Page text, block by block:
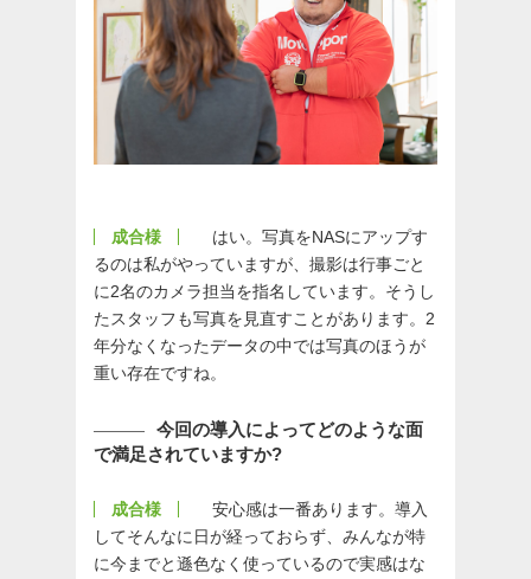
成合様
はい。写真をNASにアップす
るのは私がやっていますが、撮影は行事ごと
に2名のカメラ担当を指名しています。そうし
たスタッフも写真を見直すことがあります。2
年分なくなったデータの中では写真のほうが
重い存在ですね。
今回の導入によってどのような面
で満足されていますか?
成合様
安心感は一番あります。導入
してそんなに日が経っておらず、みんなが特
に今までと遜色なく使っているので実感はな